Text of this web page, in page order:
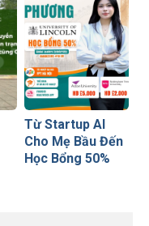
Từ Startup AI
Cho Mẹ Bầu Đến
Học Bổng 50%